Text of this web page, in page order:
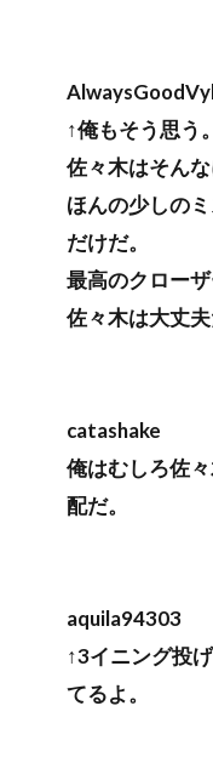
↑俺もそう思う。
佐々木はそん
ほんの少しの
だけだ。
最高のクロー
佐々木は大丈夫
catashake
俺はむしろ佐
配だ。
aquila94303
↑3イニング投
てるよ。